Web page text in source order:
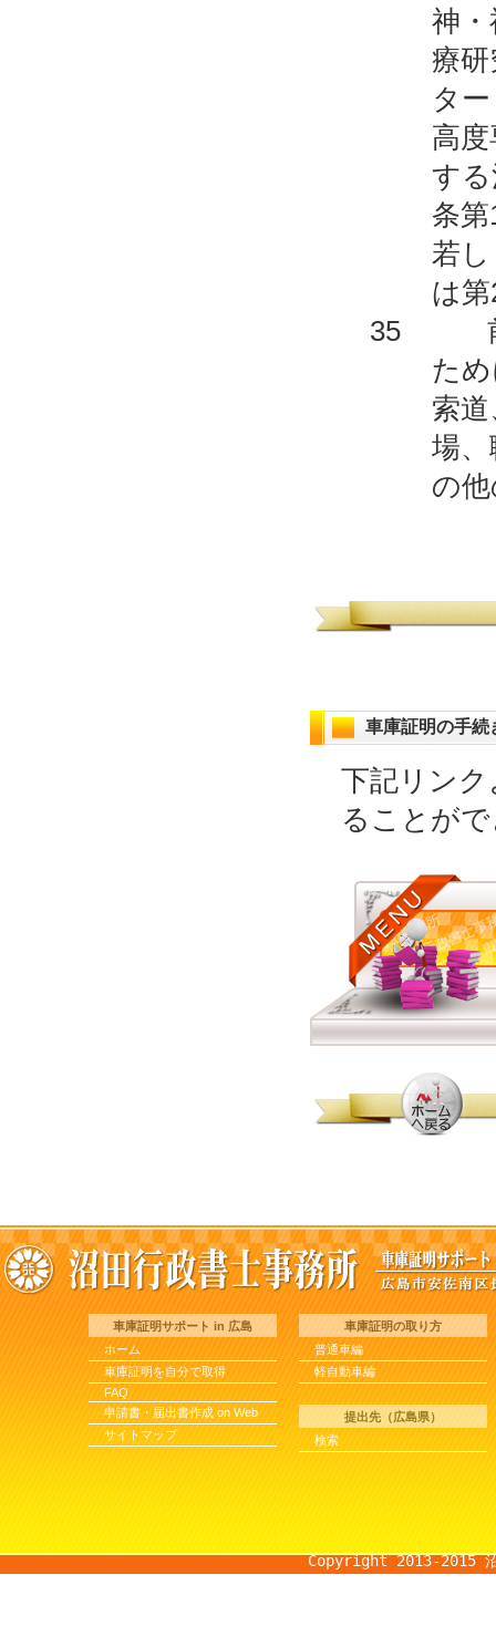
神
療
タ
高
する
条第
若
は
35 前各
た
索
場
の
車庫証明の手続
下記リン
ることが
車庫証明の取り方
普通車編
軽自動車編
提出先（広島県）
検索
車庫証明サポート in 広島
ホーム
車庫証明を自分で取得
FAQ
申請書・届出書作成 on Web
サイトマップ
Copyright 2013-2015